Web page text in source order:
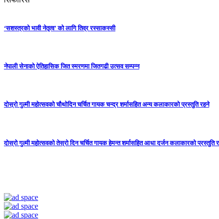
‘सशस्त्रको भावी नेतृत्व’ को लागि तिव्र रस्साकस्सी
नेपाली सेनाको ऐतिहासिक जित स्मरणमा जितगढी उत्सव सम्पन्न
दोस्रो गुल्मी महोत्सवको चौथोदिन चर्चित गायक चन्द्र शर्मासहित अन्य कलाकारको प्रस्तुति रहने
दोस्रो गुल्मी महोत्सवको तेस्रो दिन चर्चित गायक हेमन्त शर्मासहित आधा दर्जन कलाकारको प्रस्तुति